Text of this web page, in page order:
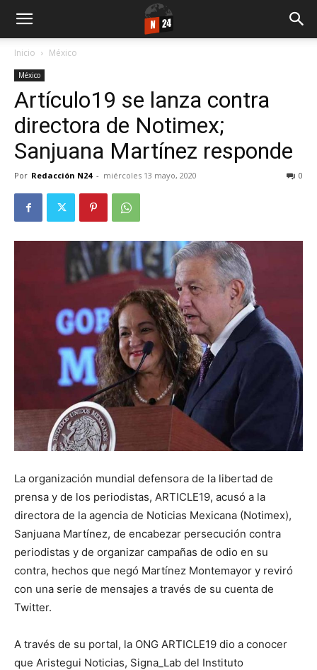
Inicio México
México
Artículo19 se lanza contra
directora de Notimex;
Sanjuana Martínez responde
Por Redacción N24 - miércoles 13 mayo, 2020 0
La organización mundial defensora de la libertad de
prensa y de los periodistas, ARTICLE19, acusó a la
directora de la agencia de Noticias Mexicana (Notimex),
Sanjuana Martínez, de encabezar persecución contra
periodistas y de organizar campañas de odio en su
contra, hechos que negó Martínez Montemayor y reviró
con una serie de mensajes a través de su cuenta de
Twitter.
A través de su portal, la ONG ARTICLE19 dio a conocer
que Aristegui Noticias, Signa_Lab del Instituto